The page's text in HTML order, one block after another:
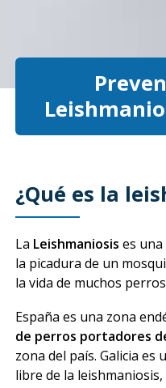
¿Qué es la
La Leishmaniosis es
la picadura de un
la vida de muchos
España es una zona
de perros portadores
zona del país. Galicia es
libre de la